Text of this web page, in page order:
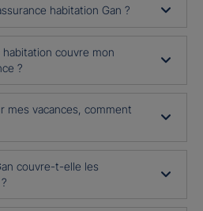
habitation Gan ?
couvre mon
?
mes vacances, comment
couvre-t-elle les